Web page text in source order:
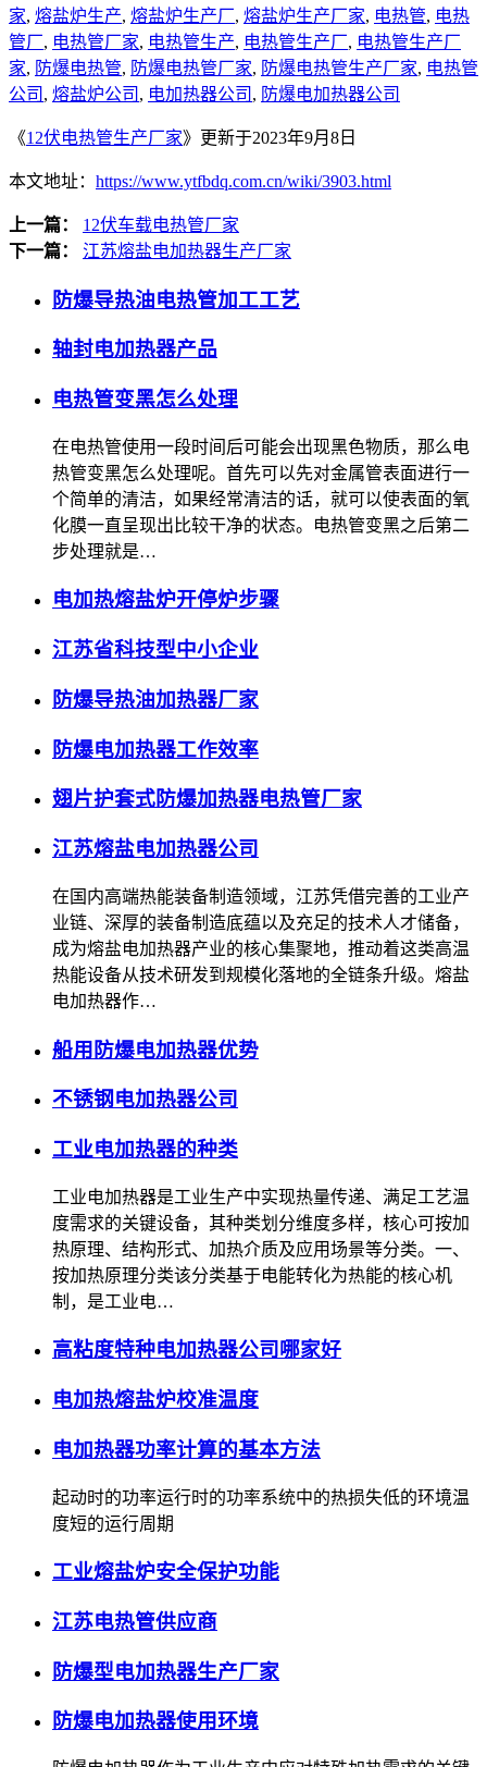
家, 熔盐炉生产, 熔盐炉生产厂, 熔盐炉生产厂家, 电热管, 电热
管厂, 电热管厂家, 电热管生产, 电热管生产厂, 电热管生产厂
家, 防爆电热管, 防爆电热管厂家, 防爆电热管生产厂家, 电热管
公司 , 熔盐炉公司 , 电加热器公司 , 防爆电加热器公司
《12伏电热管生产厂家》更新于2023年9月8日
本文地址： https://www.ytfbdq.com.cn/wiki/3903.html
上一篇：
12伏车载电热管厂家
下一篇：
江苏熔盐电加热器生产厂家
防爆导热油电热管加工工艺
轴封电加热器产品
电热管变黑怎么处理
在电热管使用一段时间后可能会出现黑色物质，那么电
热管变黑怎么处理呢。首先可以先对金属管表面进行一
个简单的清洁，如果经常清洁的话，就可以使表面的氧
化膜一直呈现出比较干净的状态。电热管变黑之后第二
步处理就是…
电加热熔盐炉开停炉步骤
江苏省科技型中小企业
防爆导热油加热器厂家
防爆电加热器工作效率
翅片护套式防爆加热器电热管厂家
江苏熔盐电加热器公司
在国内高端热能装备制造领域，江苏凭借完善的工业产
业链、深厚的装备制造底蕴以及充足的技术人才储备，
成为熔盐电加热器产业的核心集聚地，推动着这类高温
热能设备从技术研发到规模化落地的全链条升级。熔盐
电加热器作…
船用防爆电加热器优势
不锈钢电加热器公司
工业电加热器的种类
工业电加热器是工业生产中实现热量传递、满足工艺温
度需求的关键设备，其种类划分维度多样，核心可按加
热原理、结构形式、加热介质及应用场景等分类。一、
按加热原理分类该分类基于电能转化为热能的核心机
制，是工业电…
高粘度特种电加热器公司哪家好
电加热熔盐炉校准温度
电加热器功率计算的基本方法
起动时的功率运行时的功率系统中的热损失低的环境温
度短的运行周期
工业熔盐炉安全保护功能
江苏电热管供应商
防爆型电加热器生产厂家
防爆电加热器使用环境